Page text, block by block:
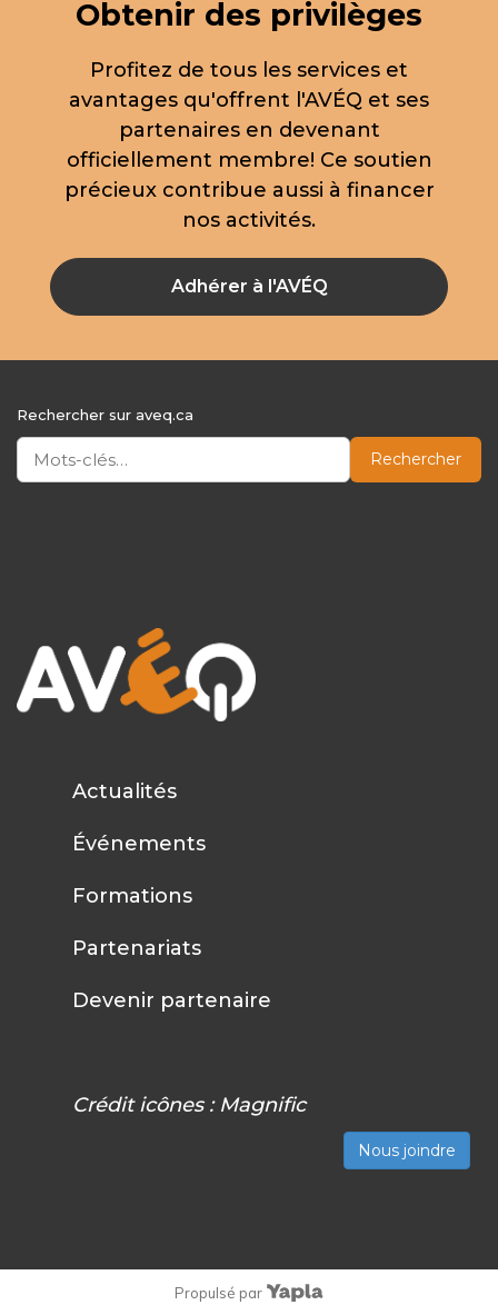
Obtenir des privilèges
Profitez de tous les services et
avantages qu'offrent l'AVÉQ et ses
partenaires en devenant
officiellement membre! Ce soutien
précieux contribue aussi à financer
nos activités.
Adhérer à l'AVÉQ
Rechercher sur aveq.ca
Rechercher
Actualités
Événements
Formations
Partenariats
Devenir partenaire
Crédit icônes : Magnific
Nous joindre
Propulsé par